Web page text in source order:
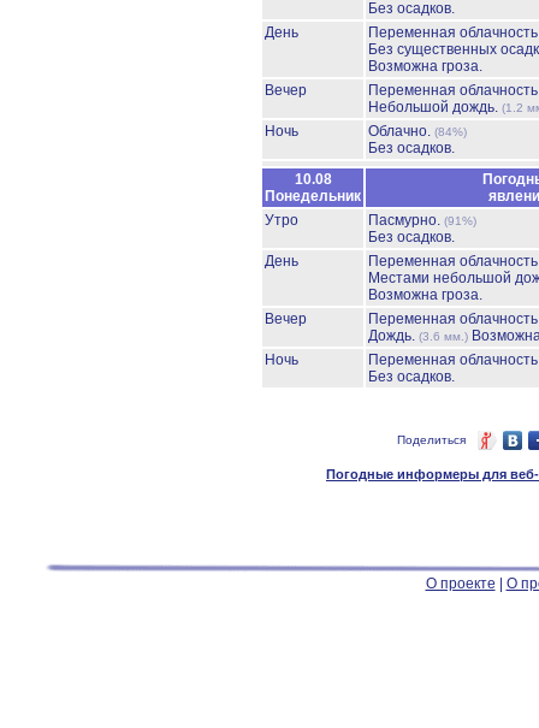
Без осадков.
День
Переменная
Без существенных
Возможна гроза.
Вечер
Переменная
Небольшой дождь. (1.2
Ночь Облачно. (84%)
Без осадков.
10.08
Понедельник
Утро
Пасмурно. (91%)
Без осадков.
День
Переменная
Местами небольшой
Возможна гроза.
Вечер
Переменная
Дождь. (3.6 мм.)
Ночь
Переменная
Без осадков.
Поделиться
Погодные информеры для веб-
О проекте О